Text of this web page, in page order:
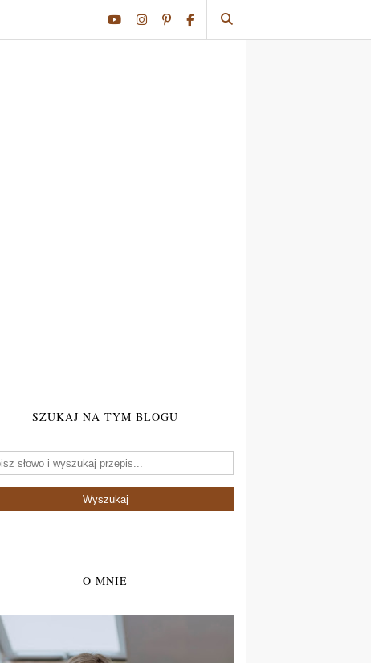
SZUKAJ NA TYM BLOGU
O MNIE